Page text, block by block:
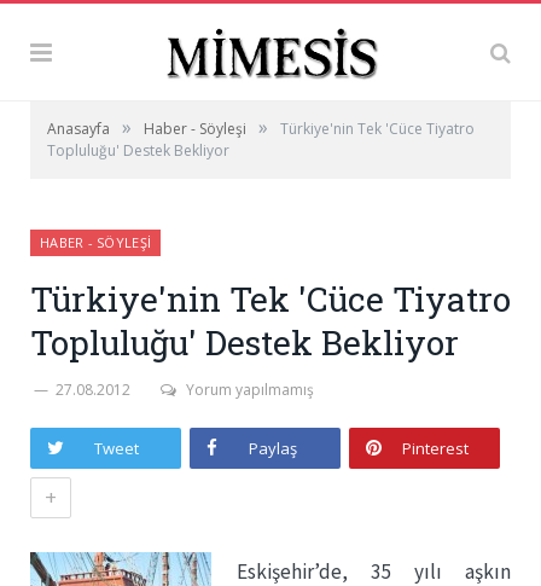
Anasayfa » Haber - Söyleşi »
Türkiye'nin Tek 'Cüce Tiyatro
Topluluğu' Destek Bekliyor
HABER - SÖYLEŞI
Türkiye'nin Tek 'Cüce Tiyatro
Topluluğu' Destek Bekliyor
27.08.2012 Yorum yapılmamış
Tweet Paylaş Pinterest
+
Eskişehir’de, 35 yılı aşkın